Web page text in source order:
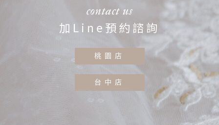
contact us
加Line預約諮詢
桃園店
台中店